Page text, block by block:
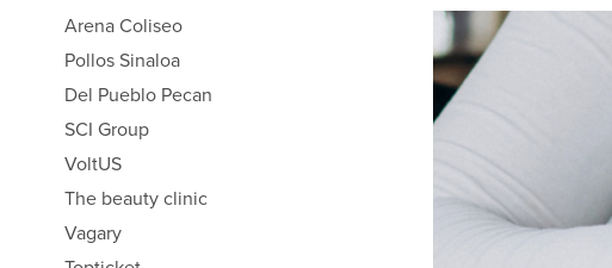
Arena Coliseo
Pollos Sinaloa
Del Pueblo Pecan
SCI Group
VoltUS
The beauty clinic
Vagary